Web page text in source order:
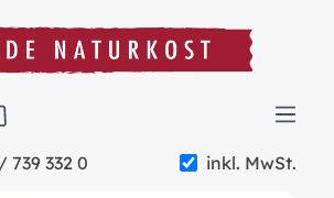
739 332 0 inkl. MwSt.
enthält 0 Positionen. Der